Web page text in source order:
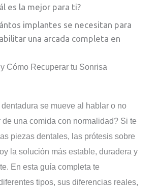
es la mejor para ti?
implantes se necesitan para
una arcada completa en
paso a paso: sin sorpresas
de la prótesis sobre
frente a la dentadura
ponerme implantes?
para el éxito del
Cómo Recuperar tu Sonrisa
se mueve al hablar o no
de una comida con normalidad? Si te
piezas dentales, las prótesis sobre
la solución más estable, duradera y
En esta guía completa te
tipos, sus diferencias reales,